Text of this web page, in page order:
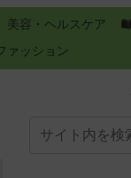
美容・ヘルスケア
ァッション